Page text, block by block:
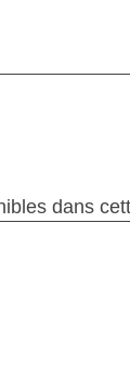
dans